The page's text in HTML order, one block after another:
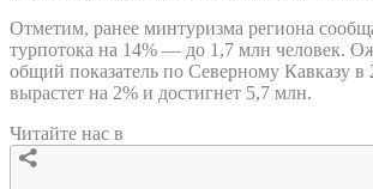
Отметим, ранее минтуризма региона
турпотока на 14% — до 1,7 млн человек.
общий показатель по Северному Кавказу в
вырастет на 2% и достигнет 5,7 млн.
Читайте нас в